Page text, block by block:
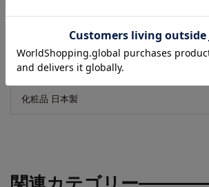
リーチフェイス株式会社 TEL 06-6711-0344
区分
化粧品 日本製